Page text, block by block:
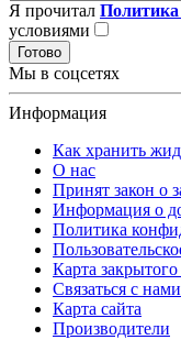
Я прочитал Политика
условиями
Готово
Мы в соцсетях
Информация
Как хранить
О нас
Принят закон о
Информация о
Политика
Карта
Связаться с нами
Карта сайта
Производители